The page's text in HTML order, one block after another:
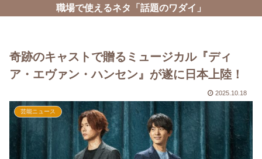
職場で使えるネタ「話題のワダイ」
奇跡のキャストで贈るミュージカル『ディ
ア・エヴァン・ハンセン』が遂に日本上陸！
2025.10.18
芸能ニュース